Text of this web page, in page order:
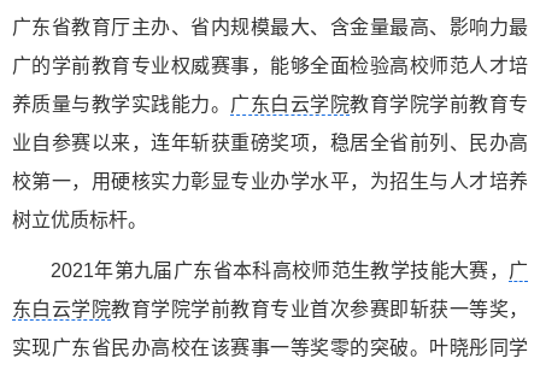
广东省教育厅主办、省内规模最大、含金量最高、影响力最
广的学前教育专业权威赛事，能够全面检验高校师范人才培
养质量与教学实践能力。 广东白云学院教育学院学前教育专
业自参赛以来，连年斩获重磅奖项，稳居全省前列、民办高
校第一，用硬核实力彰显专业办学水平，为招生与人才培养
树立优质标杆。
2021年第九届广东省本科高校师范生教学技能大赛， 广
东白云学院教育学院学前教育专业首次参赛即斩获一等奖，
实现广东省民办高校在该赛事一等奖零的突破。叶晓彤同学